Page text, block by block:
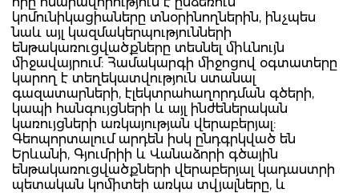
կոմունիկացիաները տնօրինողներին, ինչպես
նաև այլ կազմակերպությունների
ենթակառուցվածքները տեսնել միևնույն
միջավայրում: Համակարգի միջոցով օգտատերը
կարող է տեղեկատվություն ստանալ
գազատարների, էլեկտրահաղորդման գծերի,
կապի հանգույցների և այլ ինժեներական
կառույցների առկայության վերաբերյալ:
Գեոպորտալում արդեն իսկ ընդգրկված են
Երևանի, Գյումրիի և Վանաձորի գծային
ենթակառուցվածքների վերաբերյալ կադաստրի
պետական կոմիտեի առկա տվյալները, և